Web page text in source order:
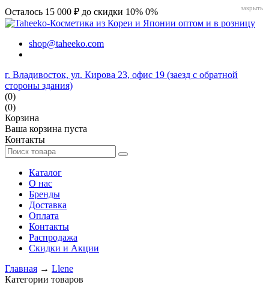
Осталось 15 000 ₽ до скидки 10% 0%
shop@taheeko.com
г. Владивосток, ул. Кирова 23, офис 19 (заезд с обратной
стороны здания)
(0)
(0)
Корзина
Ваша корзина пуста
Контакты
Каталог
О нас
Бренды
Доставка
Оплата
Контакты
Распродажа
Скидки и Акции
Главная → Llene
Категории товаров
закрыть